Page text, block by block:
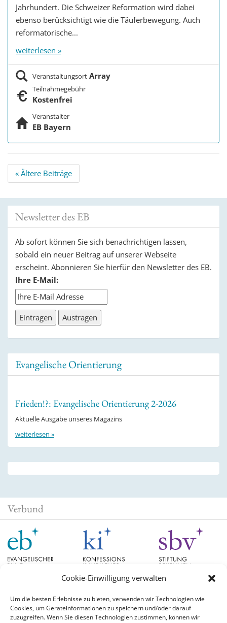
Cookie-Einwilligung verwalten
Um die besten Erlebnisse zu bieten, verwenden wir Technologien wie
Cookies, um Geräteinformationen zu speichern und/oder darauf
zuzugreifen. Wenn Sie diesen Technologien zustimmen, können wir
Jahrhundert. Die Schweizer Reformation wird dabei
ebenso berücksichtigt wie die Täuferbewegung. Auch
reformatorische...
weiterlesen »
Veranstaltungsort Array
Teilnahmegebühr
Kostenfrei
Veranstalter
EB Bayern
Beitrags
Navigation
« Ältere Beiträge
Newsletter des EB
Ab sofort können Sie sich benachrichtigen lassen,
sobald ein neuer Beitrag auf unserer Webseite
erscheint. Abonnieren Sie hierfür den Newsletter des EB.
Ihre E-Mail:
Evangelische Orientierung
Frieden!?: Evangelische Orientierung 2-2026
Aktuelle Ausgabe unseres Magazins
weiterlesen »
Verbund
Schlagwörter